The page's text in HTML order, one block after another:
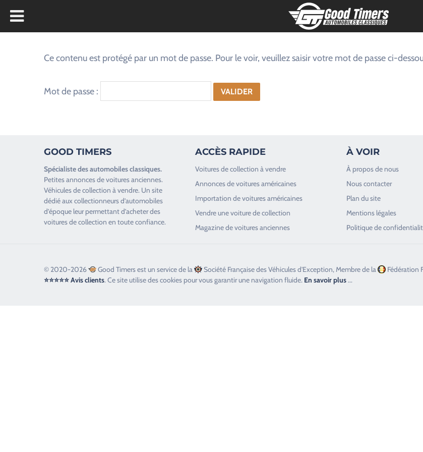
Ce contenu est protégé par un mot de passe. Pour le voir, veuillez saisir votre mot de passe ci-
Mot de passe :
GOOD TIMERS
Spécialiste desautomobiles classiques.
Petites annonces devoitures anciennes.
Véhicules de collection à vendre. Un site
dédié aux collectionneurs d’automobiles
d’époque leur permettant d’acheter des
voitures de collection en toute confiance.
ACCÈS RAPIDE
Voitures de collection à vendre
Annonces de voitures américaines
Importation de voitures américaines
Vendre une voiture de collection
Magazine de voitures anciennes
À VOIR
À propos de nous
Nous contacter
Plan du site
Mentions légales
Politique de
© 2020-2026 Good Timers est un service de la Société Française des Véhicules d'Exception, Membre de la
Fédération
⭐⭐⭐⭐⭐ Avis clients. Ce site utilise des cookies pour vous garantir une navigation fluide. En savoir plus...